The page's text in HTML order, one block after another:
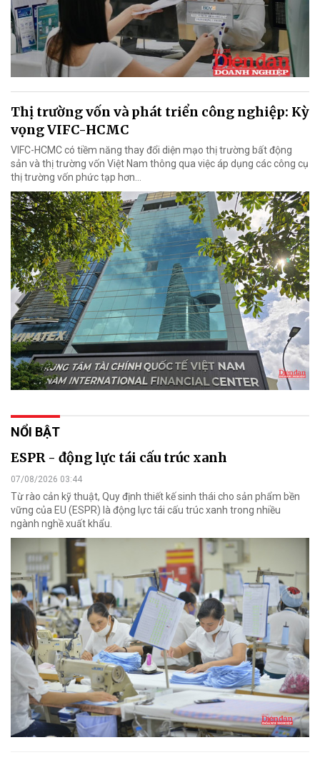
Thị trường vốn và phát triển công nghiệp: Kỳ
vọng VIFC-HCMC
VIFC-HCMC có tiềm năng thay đổi diện mạo thị trường bất động
sản và thị trường vốn Việt Nam thông qua việc áp dụng các công cụ
thị trường vốn phức tạp hơn...
NỔI BẬT
ESPR - động lực tái cấu trúc xanh
07/08/2026 03:44
Từ rào cản kỹ thuật, Quy định thiết kế sinh thái cho sản phẩm bền
vững của EU (ESPR) là động lực tái cấu trúc xanh trong nhiều
ngành nghề xuất khẩu.